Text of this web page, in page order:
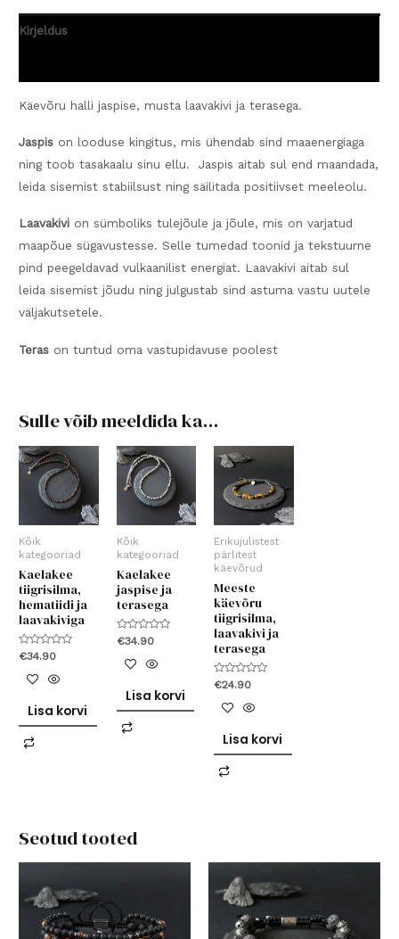
Kirjeldus
Käevõru halli jaspise, musta laavakivi ja terasega.
Jaspis on looduse kingitus, mis ühendab sind maaenergiaga
ning toob tasakaalu sinu ellu. Jaspis aitab sul end maandada,
leida sisemist stabiilsust ning säilitada positiivset meeleolu.
Laavakivi on sümboliks tulejõule ja jõule, mis on varjatud
maapõue sügavustesse. Selle tumedad toonid ja tekstuurne
pind peegeldavad vulkaanilist energiat. Laavakivi aitab sul
leida sisemist jõudu ning julgustab sind astuma vastu uutele
väljakutsetele.
Teras on tuntud oma vastupidavuse poolest
Sulle võib meeldida ka…
Kõik
kategooriad
Kaelakee
tiigrisilma,
hematiidi ja
laavakiviga
Hinnanguga
€34.90
Lisa korvi
Kõik
kategooriad
Kaelakee
jaspise ja
terasega
Hinnanguga
€34.90
Lisa korvi
Erikujulistest
pärlitest
käevõrud
Meeste
käevõru
tiigrisilma,
laavakivi ja
terasega
Hinnanguga
€24.90
Lisa korvi
Seotud tooted